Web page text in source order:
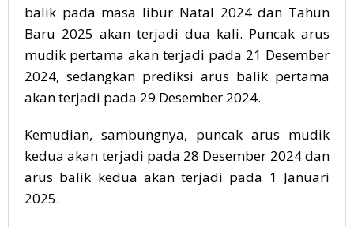
balik pada masa libur Natal 2024 dan Tahun
Baru 2025 akan terjadi dua kali. Puncak arus
mudik pertama akan terjadi pada 21 Desember
2024, sedangkan prediksi arus balik pertama
akan terjadi pada 29 Desember 2024.
Kemudian, sambungnya, puncak arus mudik
kedua akan terjadi pada 28 Desember 2024 dan
arus balik kedua akan terjadi pada 1 Januari
2025.